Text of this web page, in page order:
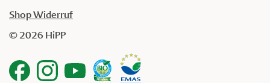
Shop Widerruf
© 2026 HiPP